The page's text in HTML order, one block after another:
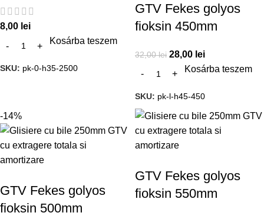
8,00 lei
Kosárba teszem
SKU: pk-0-h35-2500
GTV Fekes golyos
fioksin 450mm
32,00lei 28,00 lei
Kosárba teszem
SKU: pk-l-h45-450
-14%
GTV Fekes golyos
fioksin 500mm
GTV Fekes golyos
fioksin 550mm